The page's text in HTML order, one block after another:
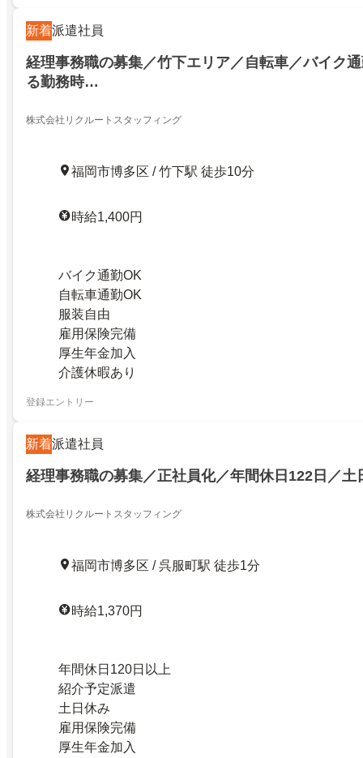
新着派遣社員
経理事務職の募集／竹下エリア／自転車／バイク
る勤務時…
株式会社リクルートスタッフィング
福岡市博多区 / 竹下駅 徒歩10分
時給1,400円
バイク通勤OK
自転車通勤OK
服装自由
雇用保険完備
厚生年金加入
介護休暇あり
登録エントリー
新着派遣社員
経理事務職の募集／正社員化／年間休日122日／
株式会社リクルートスタッフィング
福岡市博多区 / 呉服町駅 徒歩1分
時給1,370円
年間休日120日以上
紹介予定派遣
土日休み
雇用保険完備
厚生年金加入